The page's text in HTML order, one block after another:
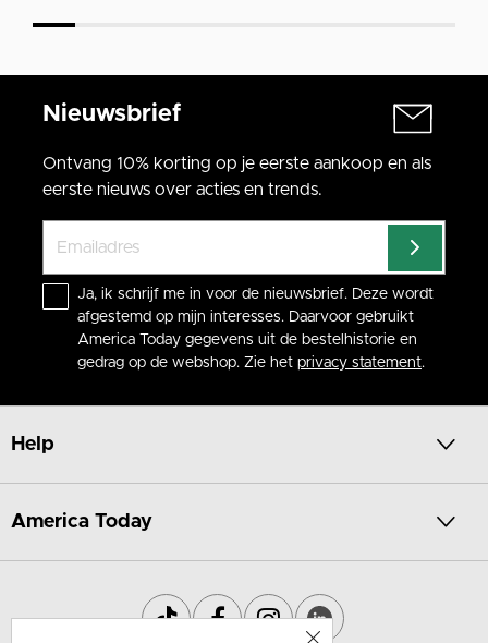
Nieuwsbrief
Ontvang 10% korting op je eerste aankoop en als
eerste nieuws over acties en trends.
Ja, ik schrijf me in voor de nieuwsbrief. Deze wordt
afgestemd op mijn interesses. Daarvoor gebruikt
America Today gegevens uit de bestelhistorie en
gedrag op de webshop. Zie het privacy statement.
Help
America Today